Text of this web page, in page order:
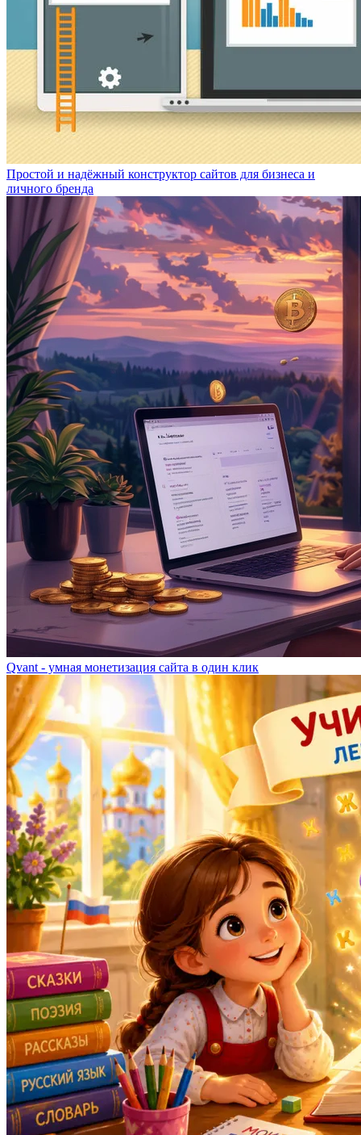
Простой и надёжный конструктор сайтов для бизнеса и
личного бренда
Qvant - умная монетизация сайта в один клик